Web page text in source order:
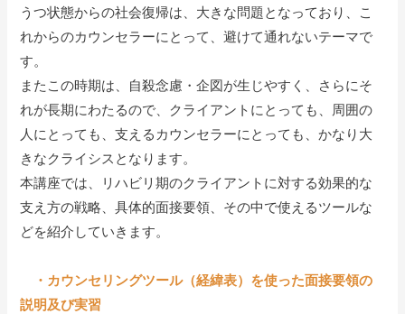
うつ状態からの社会復帰は、大きな問題となっており、こ
れからのカウンセラーにとって、避けて通れないテーマで
す。
またこの時期は、自殺念慮・企図が生じやすく、さらにそ
れが長期にわたるので、クライアントにとっても、周囲の
人にとっても、支えるカウンセラーにとっても、かなり大
きなクライシスとなります。
本講座では、リハビリ期のクライアントに対する効果的な
支え方の戦略、具体的面接要領、その中で使えるツールな
どを紹介していきます。
・カウンセリングツール（経緯表）を使った面接要領の
説明及び実習